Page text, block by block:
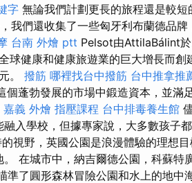
字 無論我們計劃更長的旅程還是較短
我們還收集了一些匈牙利布蘭德品牌
台南 外燴 ptt Pelsot由AttilaBálint
球健康和健康旅遊業的巨大增長而創
。 撥筋 哪裡找台中撥筋 台中推拿推
個蓬勃發展的市場中鍛造資本，並滿
嘉義 外燴 指壓課程 台中排毒養生館
入學校，但據專家說，大多數孩子
野，英國公園是浪漫體驗的理想目
在城市中，納吉爾德公園，科蘇特
準了圓形森林冒險公園和水上的地中